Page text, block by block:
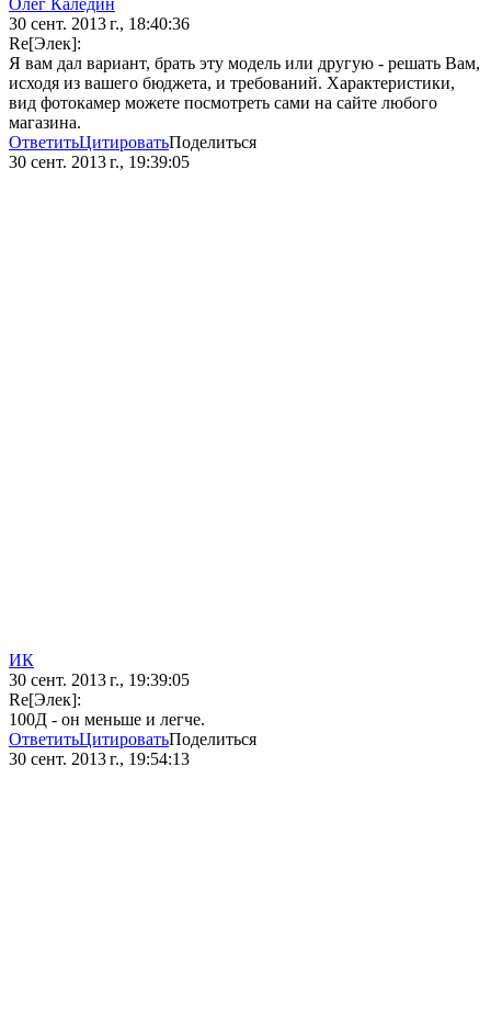
Олег Каледин
30 сент. 2013 г., 18:40:36
Re[Элек]:
Я вам дал вариант, брать эту модель или другую - решать Вам,
исходя из вашего бюджета, и требований. Характеристики,
вид фотокамер можете посмотреть сами на сайте любого
магазина.
ОтветитьЦитироватьПоделиться
30 сент. 2013 г., 19:39:05
ИК
30 сент. 2013 г., 19:39:05
Re[Элек]:
100Д - он меньше и легче.
ОтветитьЦитироватьПоделиться
30 сент. 2013 г., 19:54:13